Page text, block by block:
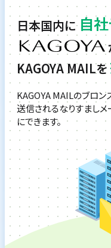
日本国内に 自
KAGOYA MAILを
KAGOYA MAILのブロン
送信されるなりすまし
にできます。